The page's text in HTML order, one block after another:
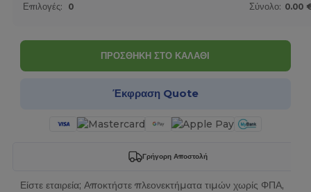
Επιλογές: 0 Σύνολο: 0.00
ΠΡΟΣΘΗΚΗ ΣΤΟ ΚΑΛΑΘΙ
Έκφραση Quote
Γρήγορη Αποστολή
Είστε εταιρεία; Αποκτήστε πλεονεκτήματα τιμών χωρίς ΦΠΑ,